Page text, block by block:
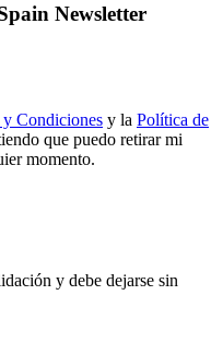
Newsletter
Condiciones y la Política de
que puedo retirar mi
momento.
y debe dejarse sin